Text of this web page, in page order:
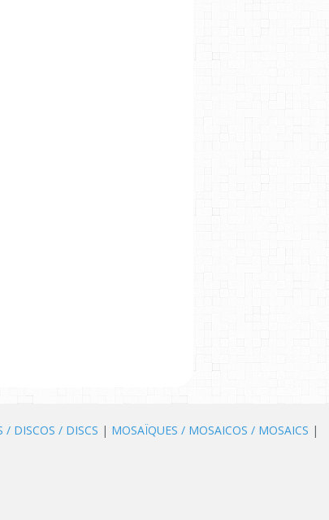
/ DISCOS / DISCS | MOSAÏQUES / MOSAICOS / MOSAICS |